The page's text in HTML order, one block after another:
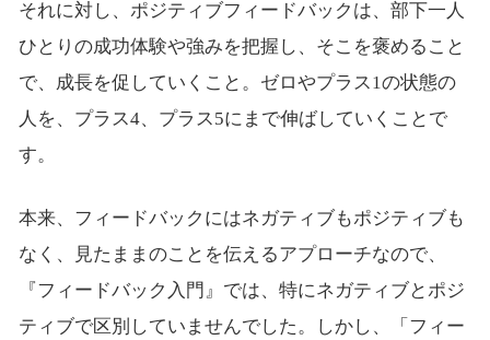
それに対し、ポジティブフィードバックは、部下一人
ひとりの成功体験や強みを把握し、そこを褒めること
で、成長を促していくこと。ゼロやプラス1の状態の
人を、プラス4、プラス5にまで伸ばしていくことで
す。
本来、フィードバックにはネガティブもポジティブも
なく、見たままのことを伝えるアプローチなので、
『フィードバック入門』では、特にネガティブとポジ
ティブで区別していませんでした。しかし、「フィー